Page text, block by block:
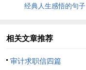
经典人生感悟的句子
相关文章推荐
审计求职信四篇